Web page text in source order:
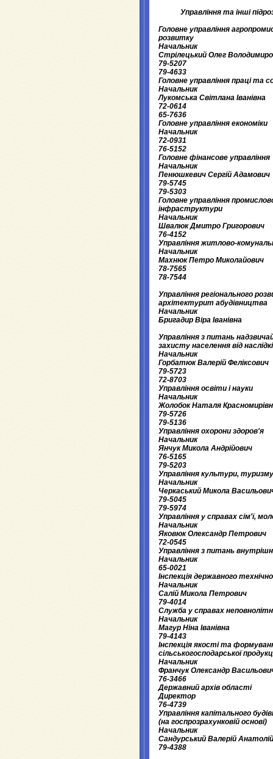
Управління та інші
Головне управління
розвитку
Начальник
Стрілецький Олег
79-5207
79-4633
Головне управління праці та
Начальник
Лукомська Світлана Іванівна
72-0614
65-7636
Головне управління економіки
Начальник
72-0931
76-5152
Головне фінансове управління
Начальник
Пенюшкевич Сергій Адамович
79-5745
79-5303
Головне управління
інфраструктури
Начальник
Швалюк Дмитро Григорович
76-4152
Управління житлово-
Начальник
Махнюк Петро Миколайович
78-7565
78-7544
Управління регіонального
архітектурит абудівництва
Начальник
Бригадир Віра Іванівна
Управління з питань
захисту населення від
Начальник
Горбатюк Валерій Феліксович
79-5723
72-8703
Управління освіти і науки
Начальник
Жолобок Наталя
79-5726
79-5136
Управління охорони здоров'я
Начальник
Янчук Микола Андрійович
76-5165
79-5203
Управління культури, туризму
Начальник
Черкаський Микола
79-5045
79-5974
Управління у справах сім'ї,
Начальник
Яковюк Олександр Петрович
72-0545
Управління з питань
Начальник
65-0021
Інспекція державного
Начальник
Салій Микола Петрович
79-4014
Служба у справах
Начальник
Магур Ніна Іванівна
79-4143
Інспекція якості та
сільськогосподарської
Начальник
Франчук Олександр
76-3466
Державний архів області
Директор
76-4739
Управління капітального
(на госпрозрахунковій основі)
Начальник
Сандурський Валерій
79-4388